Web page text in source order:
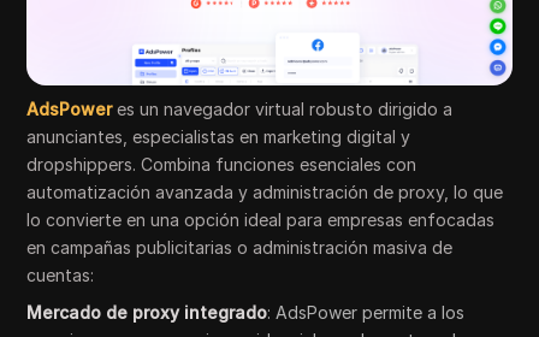
AdsPoweres un navegador virtual robusto dirigido a
anunciantes, especialistas en marketing digital y
dropshippers. Combina funciones esenciales con
automatización avanzada y administración de proxy, lo que
lo convierte en una opción ideal para empresas enfocadas
en campañas publicitarias o administración masiva de
cuentas:
Mercado de proxy integrado: AdsPower permite a los